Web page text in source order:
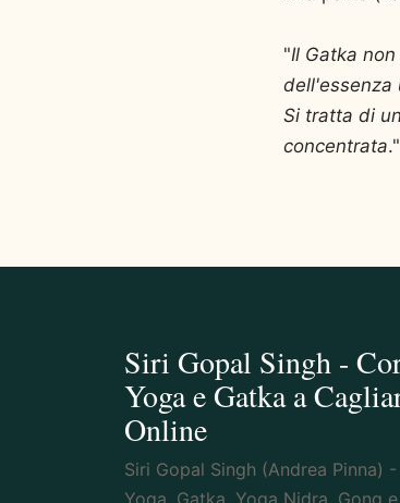
"Il Gatka non
dell'essenza
Si tratta di
concentrata
Siri Gopal Singh -
Yoga e Gatka a
Online
Siri Gopal Singh (Andrea Pinna)
Yoga, Gatka, Yoga Nidra, Gong